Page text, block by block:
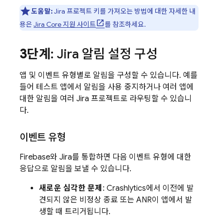
도움말:Jira 프로젝트 키를 가져오는 방법에 대한 자세한 내
용은Jira Core 지원 사이트 를 참조하세요.
3단계 : Jira 알림 설정 구성
앱 및 이벤트 유형별로 알림을 구성할 수 있습니다. 예를
들어 테스트 앱에서 알림을 사용 중지하거나 여러 앱에
대한 알림을 여러 Jira 프로젝트로 라우팅할 수 있습니
다.
이벤트 유형
Firebase와 Jira를 통합하면 다음 이벤트 유형에 대한
응답으로 알림을 보낼 수 있습니다.
새로운 심각한 문제 : Crashlytics에서 이전에 발
견되지 않은 비정상 종료 또는 ANR이 앱에서 발
생할 때 트리거됩니다.